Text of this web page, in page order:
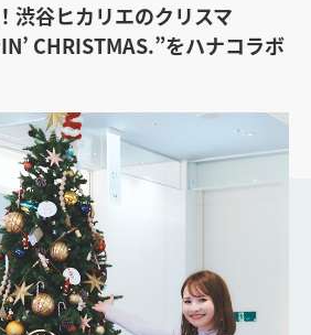
渋谷ヒカリエのクリスマ
CHRISTMAS.”をハナコラボ